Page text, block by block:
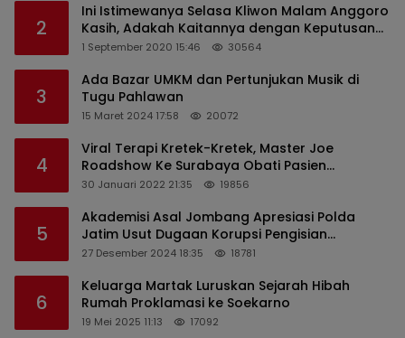
2
Ini Istimewanya Selasa Kliwon Malam Anggoro
Kasih, Adakah Kaitannya dengan Keputusan
PDIP?
1 September 2020 15:46 30564
3
Ada Bazar UMKM dan Pertunjukan Musik di
Tugu Pahlawan
15 Maret 2024 17:58 20072
4
Viral Terapi Kretek-Kretek, Master Joe
Roadshow Ke Surabaya Obati Pasien
Sekaligus Edukasi Masyarakat
30 Januari 2022 21:35 19856
5
Akademisi Asal Jombang Apresiasi Polda
Jatim Usut Dugaan Korupsi Pengisian
Perangkat Desa di Kediri
27 Desember 2024 18:35 18781
6
Keluarga Martak Luruskan Sejarah Hibah
Rumah Proklamasi ke Soekarno
19 Mei 2025 11:13 17092